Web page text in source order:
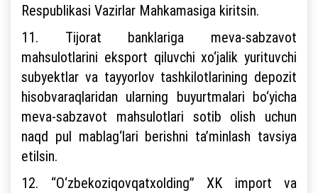
Respublikasi Vazirlar Mahkamasiga kiritsin.
11. Tijorat banklariga meva-sabzavot
mahsulotlarini eksport qiluvchi xo‘jalik yurituvchi
subyektlar va tayyorlov tashkilotlarining depozit
hisobvaraqlaridan ularning buyurtmalari bo‘yicha
meva-sabzavot mahsulotlari sotib olish uchun
naqd pul mablag‘lari berishni ta’minlash tavsiya
etilsin.
12. “O‘zbekoziqovqatxolding” XK import va